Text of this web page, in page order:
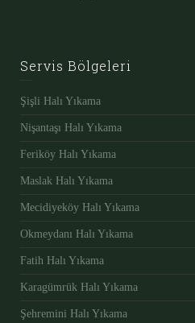
Servis Bölgeleri
Şişli Halı Yıkama
Nişantaşı Halı Yıkama
Feriköy Halı Yıkama
Maslak Halı Yıkama
Mecidiyeköy Halı Yıkama
Okmeydanı Halı Yıkama
Fatih Halı Yıkama
Karagümrük Halı Yıkama
Şehremini Halı Yıkama